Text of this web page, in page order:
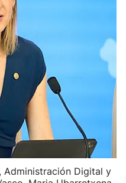
Administración Digital y